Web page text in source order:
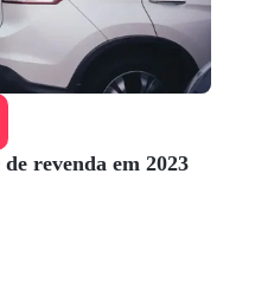
revenda em 2023